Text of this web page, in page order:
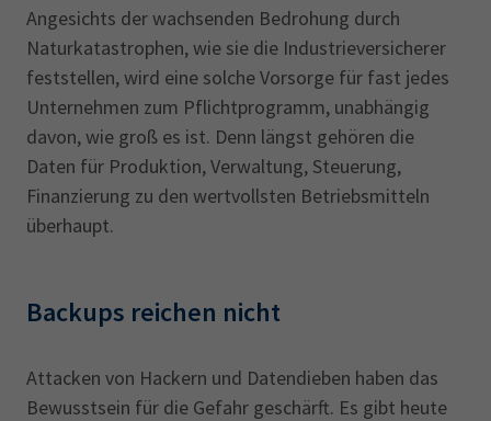
Angesichts der wachsenden Bedrohung durch
Naturkatastrophen, wie sie die Industrieversicherer
feststellen, wird eine solche Vorsorge für fast jedes
Unternehmen zum Pflichtprogramm, unabhängig
davon, wie groß es ist. Denn längst gehören die
Daten für Produktion, Verwaltung, Steuerung,
Finanzierung zu den wertvollsten Betriebsmitteln
überhaupt.
Backups reichen nicht
Attacken von Hackern und Datendieben haben das
Bewusstsein für die Gefahr geschärft. Es gibt heute